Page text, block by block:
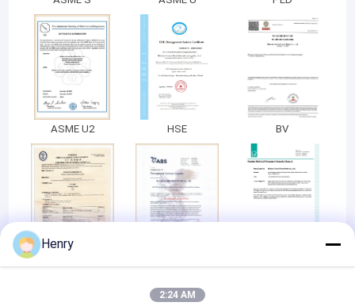
ASME U2 HSE BV
CLASSIFICATION
Certificate (LR)
Henry
2:24 AM